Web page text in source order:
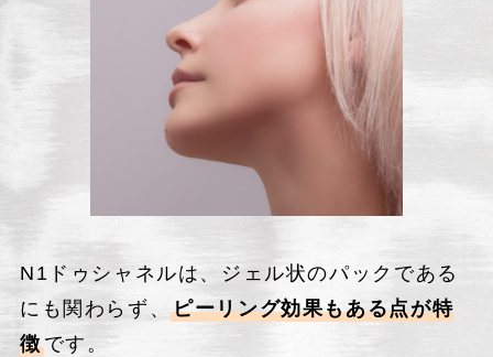
N1ドゥシャネルは、ジェル状のパックである
にも関わらず、ピーリング効果もある点が特
徴です。